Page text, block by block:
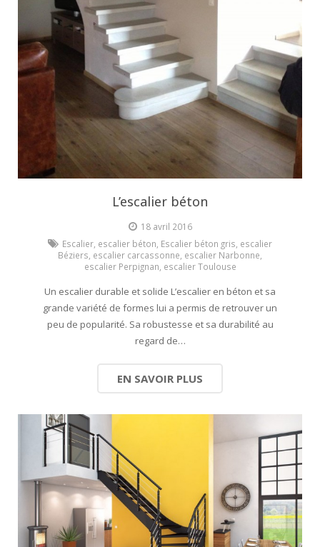
Escalier extérieur
Finitions pour escalier
L’escalier béton
18 avril 2016
Escalier escalier béton Escalier béton gris escalier
Béziers escalier carcassonne escalier Narbonne
escalier Perpignan escalier Toulouse
Un escalier durable et solide L’escalier en béton et sa
grande variété de formes lui a permis de retrouver un
peu de popularité. Sa robustesse et sa durabilité au
regard de…
EN SAVOIR PLUS